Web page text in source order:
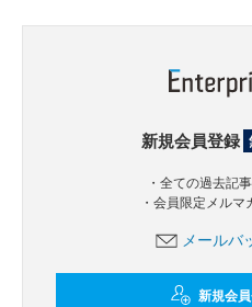
新規会員登録
・全ての過去記
・会員限定メル
メールバ
新規会